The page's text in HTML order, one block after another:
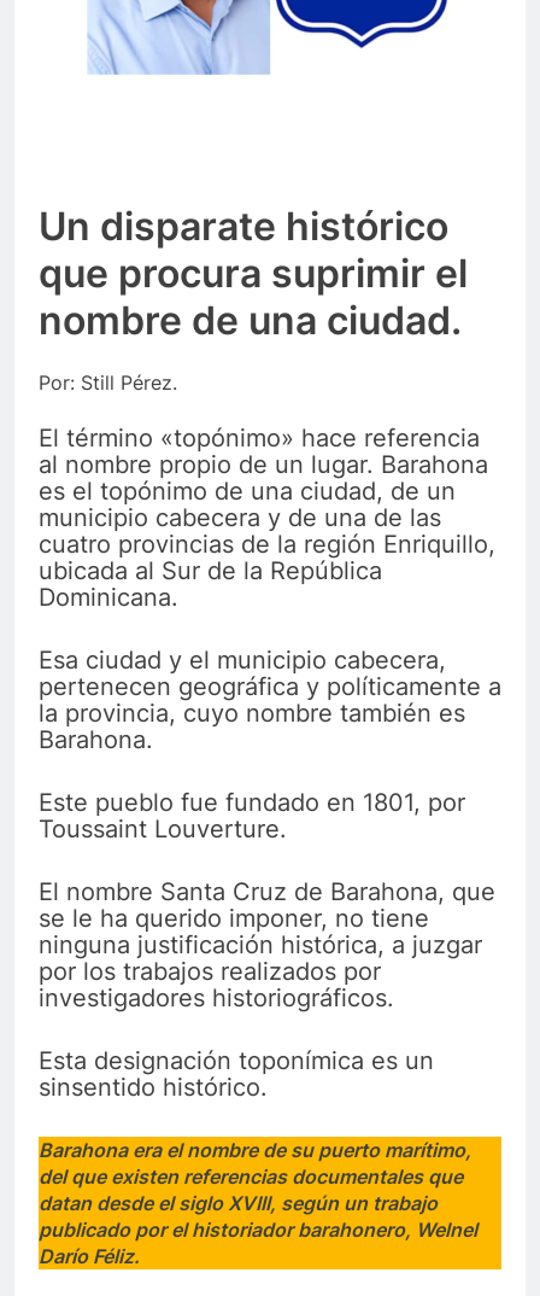
Un disparate histórico
que procura suprimir el
nombre de una ciudad.
Por: Still Pérez.
El término «topónimo» hace referencia
al nombre propio de un lugar. Barahona
es el topónimo de una ciudad, de un
municipio cabecera y de una de las
cuatro provincias de la región Enriquillo,
ubicada al Sur de la República
Dominicana.
Esa ciudad y el municipio cabecera,
pertenecen geográfica y políticamente a
la provincia, cuyo nombre también es
Barahona.
Este pueblo fue fundado en 1801, por
Toussaint Louverture.
El nombre Santa Cruz de Barahona, que
se le ha querido imponer, no tiene
ninguna justificación histórica, a juzgar
por los trabajos realizados por
investigadores historiográficos.
Esta designación toponímica es un
sinsentido histórico.
Barahona era el nombre de su puerto marítimo,
del que existen referencias documentales que
datan desde el siglo XVIII, según un trabajo
publicado por el historiador barahonero, Welnel
Darío Féliz.